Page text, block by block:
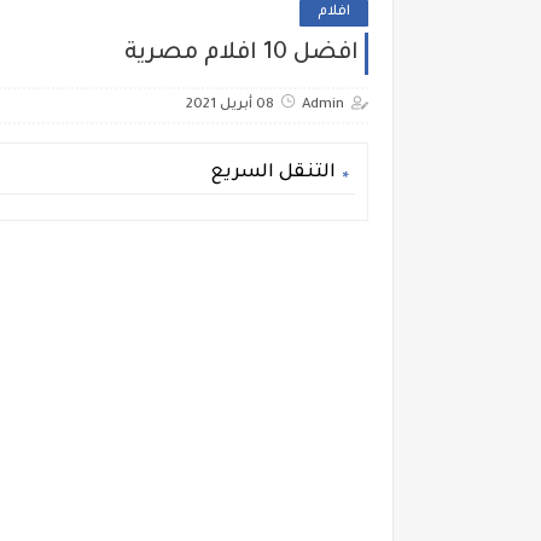
افلام
افضل 10 افلام مصرية
Admin 08 أبريل 2021
التنقل السريع